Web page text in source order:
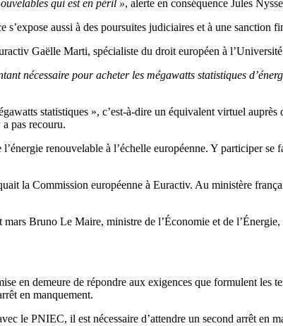
qui est en péril », alerte en conséquence Jules
s’expose aussi à des poursuites judiciaires et à une sanction
Gaëlle Marti, spécialiste du droit européen à
nécessaire pour acheter les mégawatts statistiques
statistiques », c’est-à-dire un équivalent virtuel
pas recouru.
renouvelable à l’échelle européenne. Y participer se
la Commission européenne à Euractiv. Au ministère
mars Bruno Le Maire, ministre de l’Économie et de l’Énergie,
en demeure de répondre aux exigences que formulent les
en manquement.
le PNIEC, il est nécessaire d’attendre un second arrêt en